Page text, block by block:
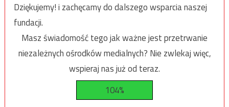
Dziękujemy! i zachęcamy do dalszego wsparcia naszej
fundacji.
Masz świadomość tego jak ważne jest przetrwanie
niezależnych ośrodków medialnych? Nie zwlekaj więc,
wspieraj nas już od teraz.
104%